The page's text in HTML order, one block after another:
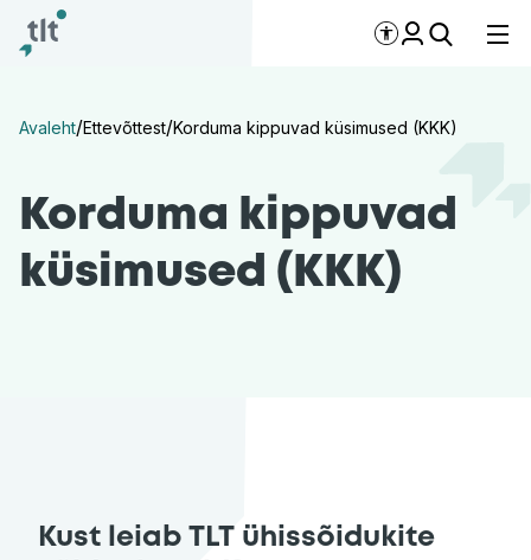
Liigu põhisisu juurde
Digiligipääsetavus
Avaleht/Ettevõttest/Korduma kippuvad küsimused (KKK)
Korduma kippuvad
küsimused (KKK)
Kust leiab TLT ühissõidukite